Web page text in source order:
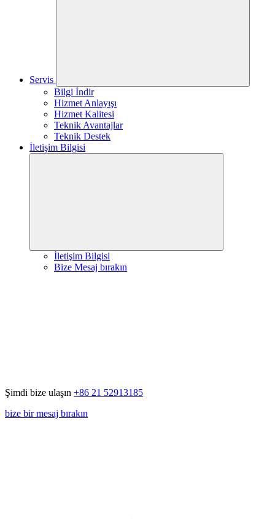
Servis
Bilgi İndir
Hizmet Anlayışı
Hizmet Kalitesi
Teknik Avantajlar
Teknik Destek
İletişim Bilgisi
İletişim Bilgisi
Bize Mesaj bırakın
Şimdi bize ulaşın +86 21 52913185
bize bir mesaj bırakın